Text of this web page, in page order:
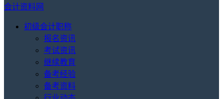
会计资料网
初级会计职称
报名资讯
考试资讯
继续教育
备考经验
备考资料